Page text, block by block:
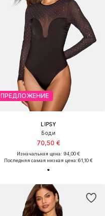
ПРЕДЛОЖЕНИЕ
LIPSY
Боди
70,50 €
Изначальная цена: 94,00 €
Последняя самая низкая цена:61,10 €